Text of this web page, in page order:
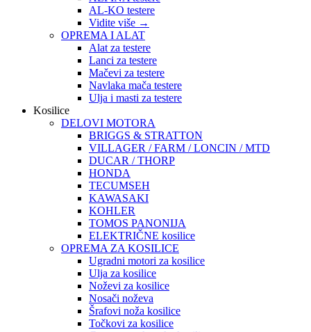
AL-KO testere
Vidite više →
OPREMA I ALAT
Alat za testere
Lanci za testere
Mačevi za testere
Navlaka mača testere
Ulja i masti za testere
Kosilice
DELOVI MOTORA
BRIGGS & STRATTON
VILLAGER / FARM / LONCIN / MTD
DUCAR / THORP
HONDA
TECUMSEH
KAWASAKI
KOHLER
TOMOS PANONIJA
ELEKTRIČNE kosilice
OPREMA ZA KOSILICE
Ugradni motori za kosilice
Ulja za kosilice
Noževi za kosilice
Nosači noževa
Šrafovi noža kosilice
Točkovi za kosilice